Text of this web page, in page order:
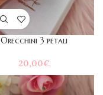
Orecchini 3 petali
20,00€